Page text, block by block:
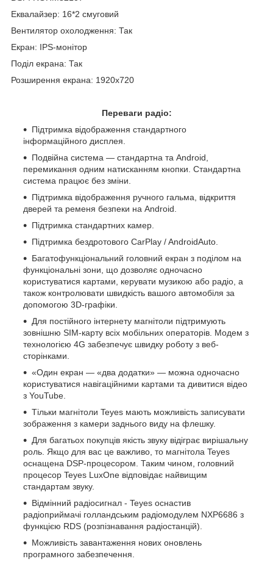
Еквалайзер: 16*2 смуговий
Вентилятор охолодження: Так
Екран: IPS-монітор
Поділ екрана: Так
Розширення екрана: 1920x720
Переваги радіо:
Підтримка відображення стандартного
інформаційного дисплея.
Подвійна система — стандартна та Android,
перемикання одним натисканням кнопки. Стандартна
система працює без зміни.
Підтримка відображення ручного гальма, відкриття
дверей та ременя безпеки на Android.
Підтримка стандартних камер.
Підтримка бездротового CarPlay / AndroidAuto.
Багатофункціональний головний екран з поділом на
функціональні зони, що дозволяє одночасно
користуватися картами, керувати музикою або радіо, а
також контролювати швидкість вашого автомобіля за
допомогою 3D-графіки.
Для постійного інтернету магнітоли підтримують
зовнішню SIM-карту всіх мобільних операторів. Модем з
технологією 4G забезпечує швидку роботу з веб-
сторінками.
«Один екран — «два додатки» — можна одночасно
користуватися навігаційними картами та дивитися відео
з YouTube.
Тільки магнітоли Teyes мають можливість записувати
зображення з камери заднього виду на флешку.
Для багатьох покупців якість звуку відіграє вирішальну
роль. Якщо для вас це важливо, то магнітола Teyes
оснащена DSP-процесором. Таким чином, головний
процесор Teyes LuxOne відповідає найвищим
стандартам звуку.
Відмінний радіосигнал - Teyes оснастив
радіоприймачі голландським радіомодулем NXP6686 з
функцією RDS (розпізнавання радіостанцій).
Можливість завантаження нових оновлень
програмного забезпечення.